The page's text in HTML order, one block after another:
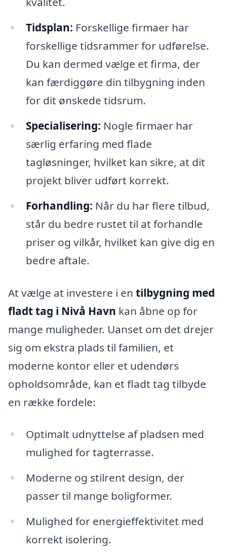
Tidsplan: Forskellige firmaer har
forskellige tidsrammer for udførelse.
Du kan dermed vælge et firma, der
kan færdiggøre din tilbygning inden
for dit ønskede tidsrum.
Specialisering: Nogle firmaer har
særlig erfaring med flade
tagløsninger, hvilket kan sikre, at dit
projekt bliver udført korrekt.
Forhandling: Når du har flere tilbud,
står du bedre rustet til at forhandle
priser og vilkår, hvilket kan give dig en
bedre aftale.
At vælge at investere i en tilbygning med
fladt tag i Nivå Havn kan åbne op for
mange muligheder. Uanset om det drejer
sig om ekstra plads til familien, et
moderne kontor eller et udendørs
opholdsområde, kan et fladt tag tilbyde
en række fordele:
Optimalt udnyttelse af pladsen med
mulighed for tagterrasse.
Moderne og stilrent design, der
passer til mange boligformer.
Mulighed for energieffektivitet med
korrekt isolering.